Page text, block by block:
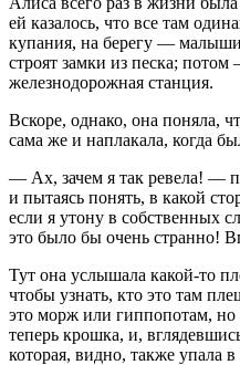
ей казалось, что все там
купания, на берегу —
строят замки из песка;
железнодорожная станция.
Вскоре, однако, она поняла,
сама же и наплакала, когда
— Ах, зачем я так ревела! —
и пытаясь понять, в какой
если я утону в собственных
это было бы очень странно!
Тут она услышала какой-то
чтобы узнать, кто это там
это морж или гиппопотам, но
теперь крошка, и,
которая, видно, также упала в